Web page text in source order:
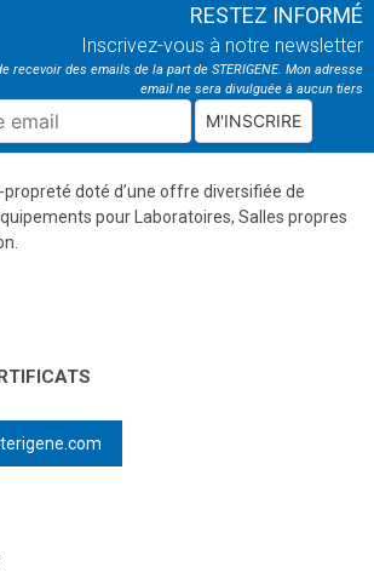
RESTEZ INFORMÉ
Inscrivez-vous à notre newsletter
recevoir des emails de la part de STERIGENE. Mon adresse
email ne sera divulguée à aucun tiers
M'INSCRIRE
propreté doté d’une offre diversifiée de
pour Laboratoires, Salles propres